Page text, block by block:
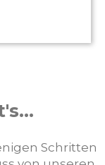
Schritten